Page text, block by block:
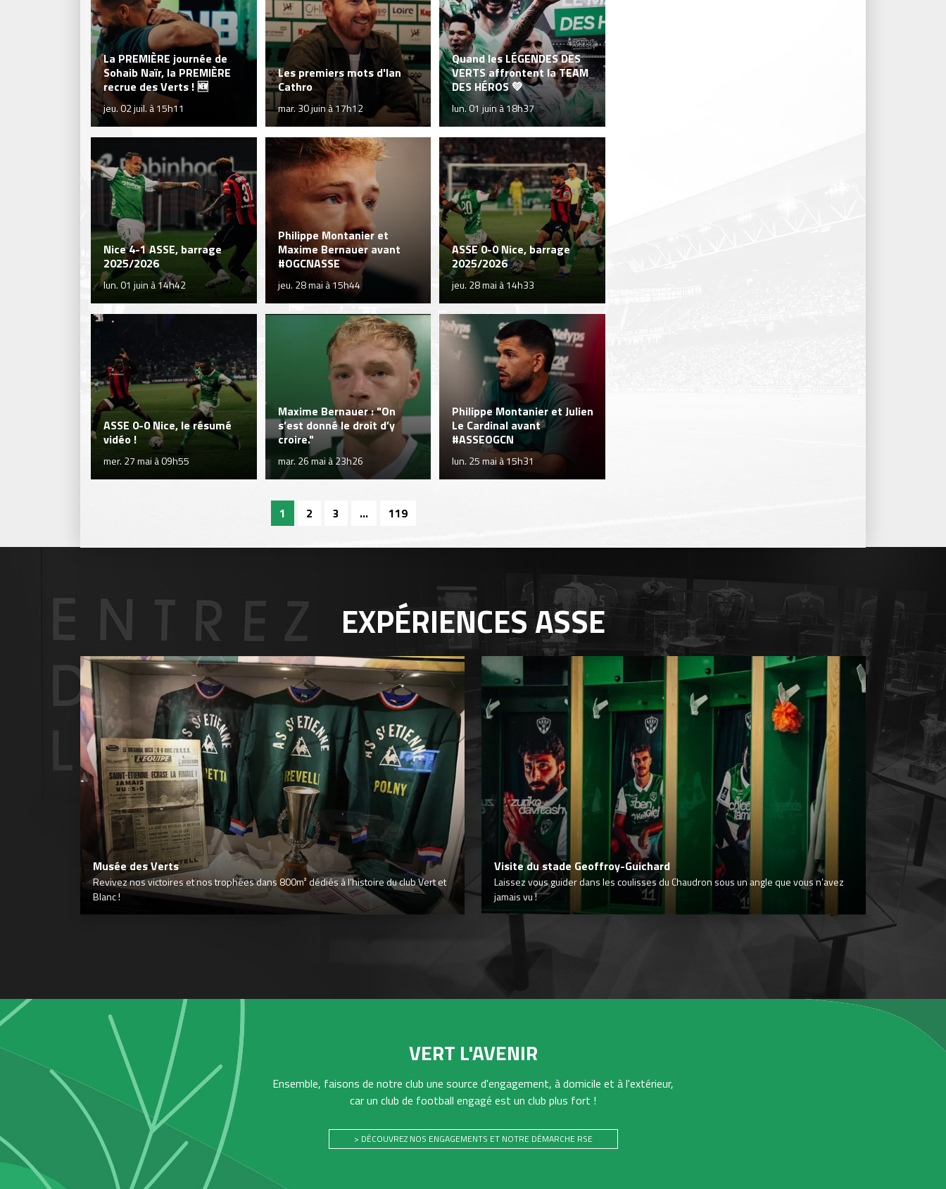
La PREMIÈRE journée de
Sohaib Naïr, la PREMIÈRE
recrue des Verts ! 🆕
jeu. 02 juil. à 15h11
Les premiers mots d'Ian
Cathro
mar. 30 juin à 17h12
Quand les LÉGENDES DES
VERTS affrontent la TEAM
DES HÉROS 💚
lun. 01 juin à 18h37
Nice 4-1 ASSE, barrage
2025/2026
lun. 01 juin à 14h42
Philippe Montanier et
Maxime Bernauer avant
#OGCNASSE
jeu. 28 mai à 15h44
ASSE 0-0 Nice, barrage
2025/2026
jeu. 28 mai à 14h33
ASSE 0-0 Nice, le résumé
vidéo !
mer. 27 mai à 09h55
Maxime Bernauer : "On
s’est donné le droit d’y
croire."
mar. 26 mai à 23h26
Philippe Montanier et Julien
Le Cardinal avant
#ASSEOGCN
lun. 25 mai à 15h31
1 2 3 ... 119
EXPÉRIENCESASSE
Musée des Verts
Revivez nos victoires et nos trophées dans 800m² dédiés à l’histoire du club Vert et
Blanc !
Visite du stade Geoffroy-Guichard
Laissez vous guider dans les coulisses du Chaudron sous un angle que vous n’avez
jamais vu !
VERT L'AVENIR
Ensemble, faisons de notre club une source d'engagement, à domicile et à l'extérieur,
car un club de football engagé est un club plus fort !
> DÉCOUVREZ NOS ENGAGEMENTS ET NOTRE DÉMARCHE RSE